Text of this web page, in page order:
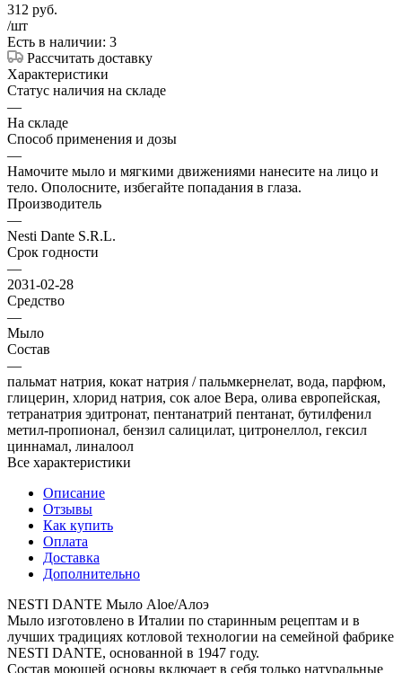
312 руб.
/шт
Есть в наличии: 3
Рассчитать доставку
Характеристики
Статус наличия на складе
—
На складе
Способ применения и дозы
—
Намочите мыло и мягкими движениями нанесите на лицо и
тело. Ополосните, избегайте попадания в глаза.
Производитель
—
Nesti Dante S.R.L.
Срок годности
—
2031-02-28
Средство
—
Мыло
Состав
—
пальмат натрия, кокат натрия / пальмкернелат, вода, парфюм,
глицерин, хлорид натрия, сок алое Вера, олива европейская,
тетранатрия эдитронат, пентанатрий пентанат, бутилфенил
метил-пропионал, бензил салицилат, цитронеллол, гексил
циннамал, линалоол
Все характеристики
Описание
Отзывы
Как купить
Оплата
Доставка
Дополнительно
NESTI DANTE Мыло Aloe/Алоэ
Мыло изготовлено в Италии по старинным рецептам и в
лучших традициях котловой технологии на семейной фабрике
NESTI DANTE, основанной в 1947 году.
Состав моющей основы включает в себя только натуральные